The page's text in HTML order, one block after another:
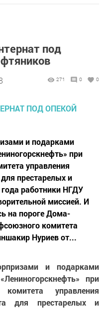
под
271 0 0
и подарками
при
управления
престарелых и
работники НГДУ
миссией. И
на пороге Дома-
комитета
Нуриев от...
и подарками
при
управления
для престарелых и